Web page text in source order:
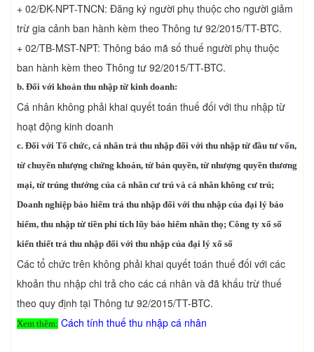
+ 02/ĐK-NPT-TNCN: Đăng ký người phụ thuộc cho người giảm
trừ gia cảnh ban hành kèm theo Thông tư 92/2015/TT-BTC.
+ 02/TB-MST-NPT: Thông báo mã số thuế người phụ thuộc
ban hành kèm theo Thông tư 92/2015/TT-BTC.
b. Đối với khoản thu nhập từ kinh doanh:
Cá nhân không phải khai quyết toán thuế đối với thu nhập từ
hoạt động kinh doanh
c. Đối với Tổ chức, cá nhân trả thu nhập đối với thu nhập từ đầu tư vốn,
từ chuyển nhượng chứng khoán, từ bản quyền, từ nhượng quyền thương
mại, từ trúng thưởng của cá nhân cư trú và cá nhân không cư trú;
Doanh nghiệp bảo hiểm trả thu nhập đối với thu nhập của đại lý bảo
hiểm, thu nhập từ tiền phí tích lũy bảo hiểm nhân thọ; Công ty xổ số
kiến thiết trả thu nhập đối với thu nhập của đại lý xổ số
Các tổ chức trên không phải khai quyết toán thuế đối với các
khoản thu nhập chi trả cho các cá nhân và đã khấu trừ thuế
theo quy định tại Thông tư 92/2015/TT-BTC.
Xem thêm: Cách tính thuế thu nhập cá nhân